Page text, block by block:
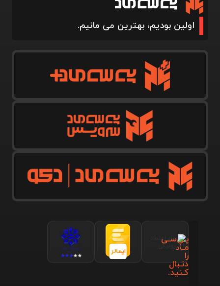
اولین بودیم، بهترین می مانیم.
پـی‌سـی
مـاد
را
دنـبال
کـنید.